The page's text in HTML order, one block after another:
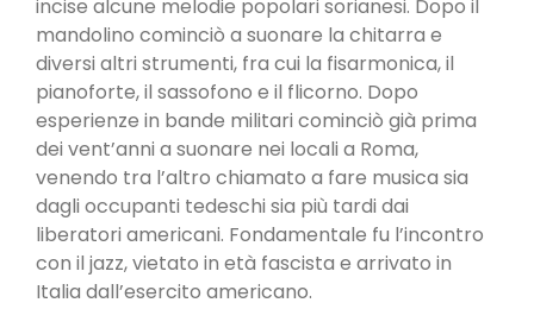
incise alcune melodie popolari sorianesi. Dopo il
mandolino cominciò a suonare la chitarra e
diversi altri strumenti, fra cui la fisarmonica, il
pianoforte, il sassofono e il flicorno. Dopo
esperienze in bande militari cominciò già prima
dei vent’anni a suonare nei locali a Roma,
venendo tra l’altro chiamato a fare musica sia
dagli occupanti tedeschi sia più tardi dai
liberatori americani. Fondamentale fu l’incontro
con il jazz, vietato in età fascista e arrivato in
Italia dall’esercito americano.